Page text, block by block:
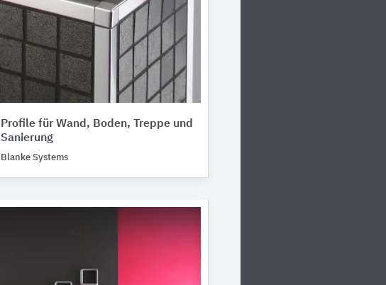
Profile für Wand, Boden, Treppe und
Sanierung
Blanke Systems